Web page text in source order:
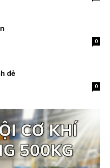
0
đẻ
0